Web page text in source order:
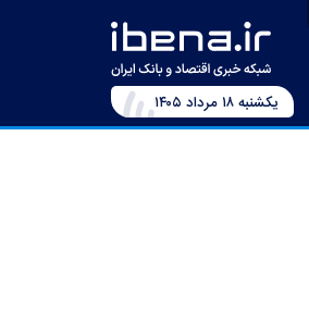
يکشنبه ۱۸ مرداد ۱۴۰۵